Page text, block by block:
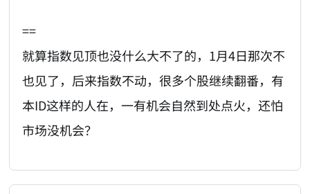
==
就算指数见顶也没什么大不了的，1月4日那次不
也见了，后来指数不动，很多个股继续翻番，有
本ID这样的人在，一有机会自然到处点火，还怕
市场没机会？